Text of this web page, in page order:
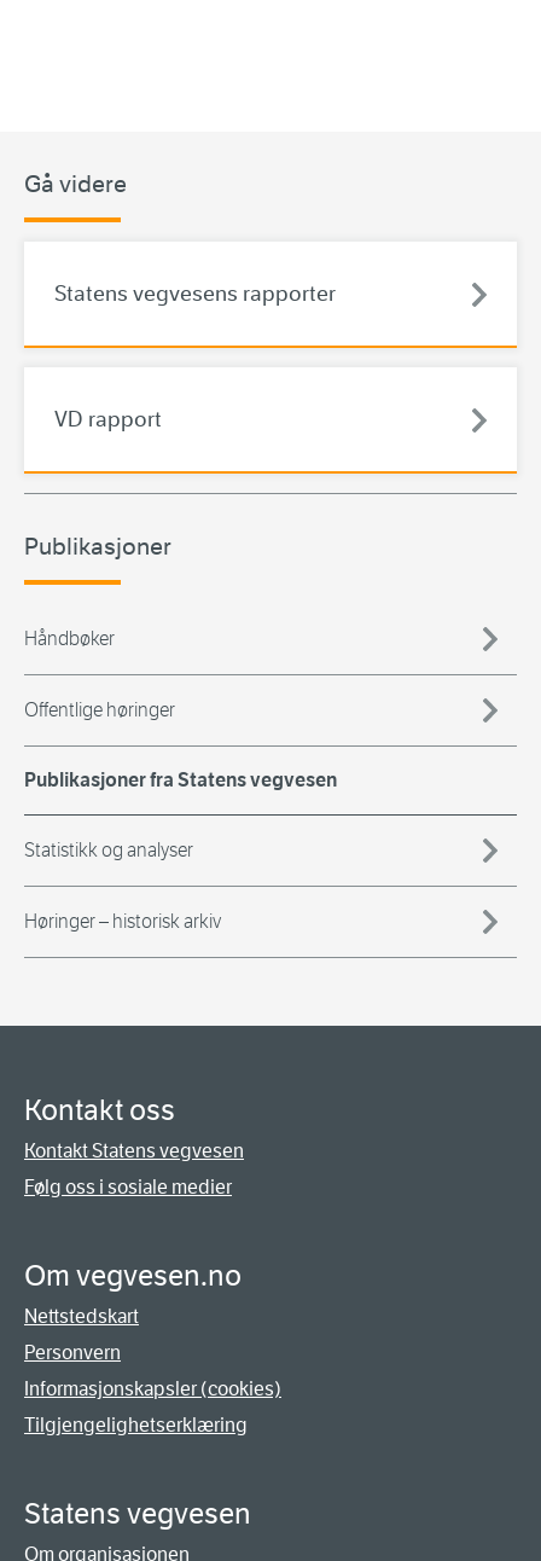
Gå videre
Statens vegvesens rapporter
VD rapport
Publikasjoner
Håndbøker
Offentlige høringer
Publikasjoner fra Statens vegvesen
Statistikk og analyser
Høringer – historisk arkiv
Kontakt oss
Kontakt Statens vegvesen
Følg oss i sosiale medier
Om vegvesen.no
Nettstedskart
Personvern
Informasjonskapsler (cookies)
Tilgjengelighetserklæring
Statens vegvesen
Om organisasjonen